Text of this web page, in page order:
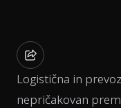
Logistična in
nepričakovan